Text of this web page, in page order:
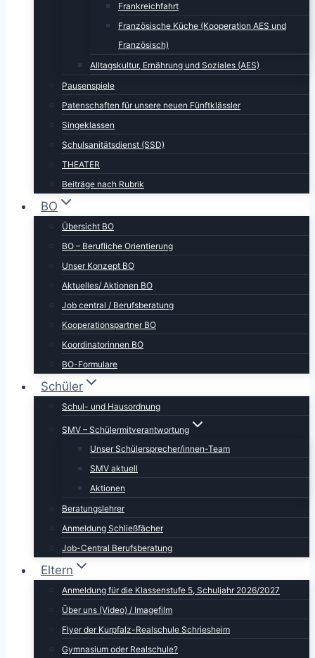
Frankreichfahrt
Französische Küche (Kooperation AES und
Französisch)
Alltagskultur, Ernährung und Soziales (AES)
Pausenspiele
Patenschaften für unsere neuen Fünftklässler
Singeklassen
Schulsanitätsdienst (SSD)
THEATER
Beiträge nach Rubrik
BO
Übersicht BO
BO – Berufliche Orientierung
Unser Konzept BO
Aktuelles/ Aktionen BO
Job central / Berufsberatung
Kooperationspartner BO
Koordinatorinnen BO
BO-Formulare
Schüler
Schul- und Hausordnung
SMV – Schülermitverantwortung
Unser Schülersprecher/innen-Team
SMV aktuell
Aktionen
Beratungslehrer
Anmeldung Schließfächer
Job-Central Berufsberatung
Eltern
Anmeldung für die Klassenstufe 5, Schuljahr 2026/2027
Über uns (Video) / Imagefilm
Flyer der Kurpfalz-Realschule Schriesheim
Gymnasium oder Realschule?